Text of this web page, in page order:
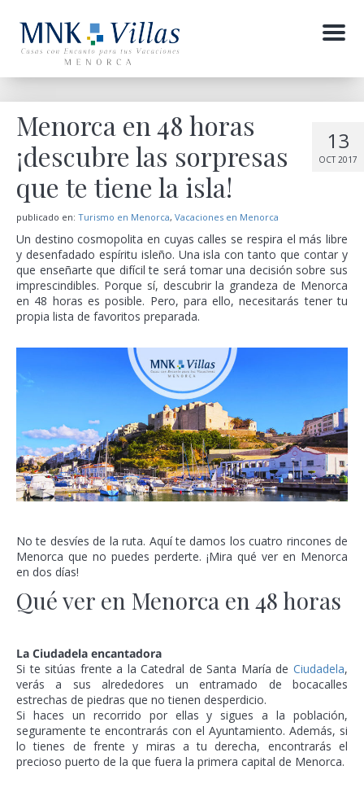
Menu
13
OCT 2017
Menorca en 48 horas
¡descubre las sorpresas
que te tiene la isla!
publicado en: Turismo en Menorca, Vacaciones en Menorca
Un destino cosmopolita en cuyas calles se respira el más libre
y desenfadado espíritu isleño. Una isla con tanto que contar y
que enseñarte que difícil te será tomar una decisión sobre sus
imprescindibles. Porque sí, descubrir la grandeza de Menorca
en 48 horas es posible. Pero, para ello, necesitarás tener tu
propia lista de favoritos preparada.
No te desvíes de la ruta. Aquí te damos los cuatro rincones de
Menorca que no puedes perderte. ¡Mira qué ver en Menorca
en dos días!
Qué ver en Menorca en 48 horas
La Ciudadela encantadora
Si te sitúas frente a la Catedral de Santa María de Ciudadela,
verás a sus alrededores un entramado de bocacalles
estrechas de piedras que no tienen desperdicio.
Si haces un recorrido por ellas y sigues a la población,
seguramente te encontrarás con el Ayuntamiento. Además, si
lo tienes de frente y miras a tu derecha, encontrarás el
precioso puerto de la que fuera la primera capital de Menorca.